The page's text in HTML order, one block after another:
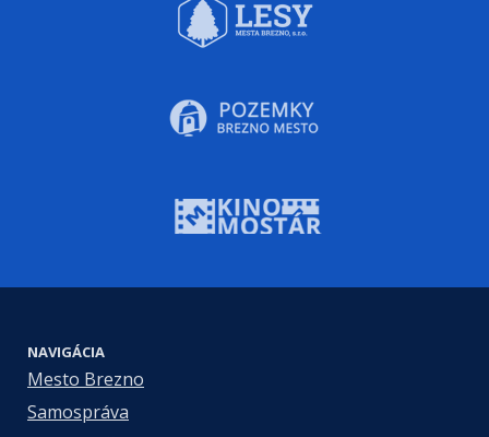
NAVIGÁCIA
Mesto Brezno
Samospráva